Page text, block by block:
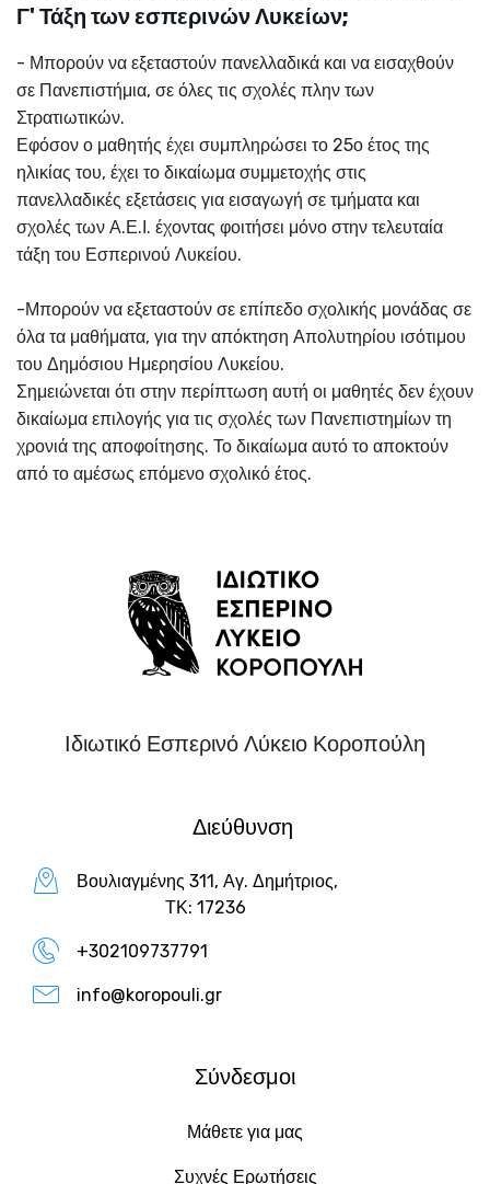
Γ' Τάξη των εσπερινών Λυκείων;
- Μπορούν να εξεταστούν πανελλαδικά και να εισαχθούν
σε Πανεπιστήμια, σε όλες τις σχολές πλην των
Στρατιωτικών.
Εφόσον ο μαθητής έχει συμπληρώσει το 25ο έτος της
ηλικίας του, έχει το δικαίωμα συμμετοχής στις
πανελλαδικές εξετάσεις για εισαγωγή σε τμήματα και
σχολές των Α.Ε.Ι. έχοντας φοιτήσει μόνο στην τελευταία
τάξη του Εσπερινού Λυκείου.
-Μπορούν να εξεταστούν σε επίπεδο σχολικής μονάδας σε
όλα τα μαθήματα, για την απόκτηση Απολυτηρίου ισότιμου
του Δημόσιου Ημερησίου Λυκείου.
Σημειώνεται ότι στην περίπτωση αυτή οι μαθητές δεν έχουν
δικαίωμα επιλογής για τις σχολές των Πανεπιστημίων τη
χρονιά της αποφοίτησης. Το δικαίωμα αυτό το αποκτούν
από το αμέσως επόμενο σχολικό έτος.
Ιδιωτικό Εσπερινό Λύκειο Κοροπούλη
Διεύθυνση
Βουλιαγμένης 311, Αγ. Δημήτριος,
ΤΚ: 17236
+302109737791
info@koropouli.gr
Σύνδεσμοι
Μάθετε για μας
Συχνές Ερωτήσεις